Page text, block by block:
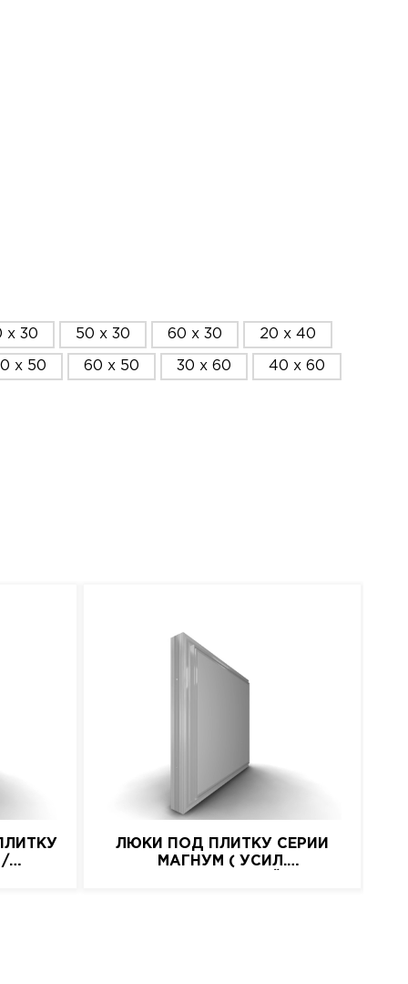
x 30 50 x 30 60 x 30 20 x 40
x 50 60 x 50 30 x 60 40 x 60
/
ЛЮКИ ПОД ПЛИТКУ СЕРИИ
МАГНУМ ( УСИЛ.